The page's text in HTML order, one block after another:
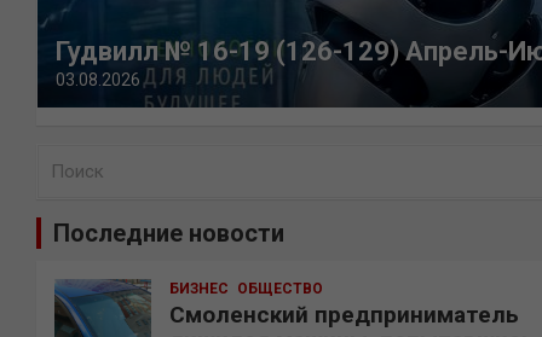
Гудвилл № 16-19 (126-129) Апрель-
03.08.2026
Последние новости
БИЗНЕС ОБЩЕСТВО
Смоленский предприниматель